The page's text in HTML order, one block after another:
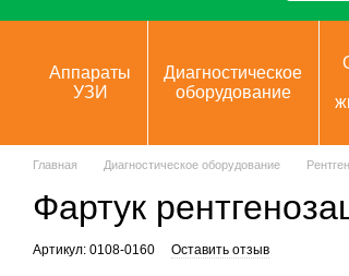
Аппараты
УЗИ
Диагностическое
оборудование
Главная Диагностическое оборудование
Фартук
Артикул: 0108-0160 Оставить отзыв